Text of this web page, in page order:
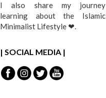
I also share my journey
learning about the Islamic
Minimalist Lifestyle ❤︎.
| SOCIAL MEDIA |